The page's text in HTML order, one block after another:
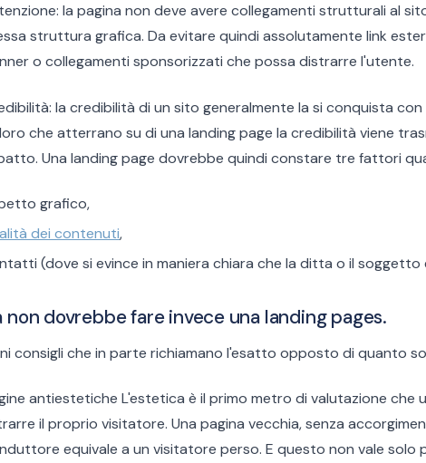
la pagina non deve avere collegamenti strutturali al
struttura grafica. Da evitare quindi assolutamente link
o collegamenti sponsorizzati che possa distrarre l'utente.
la credibilità di un sito generalmente la si conquista
che atterrano su di una landing page la credibilità viene
Una landing page dovrebbe quindi constare tre fattori
grafico,
dei contenuti,
(dove si evince in maniera chiara che la ditta o il soggetto
non dovrebbe fare invece una landing pages.
consigli che in parte richiamano l'esatto opposto di quanto
antiestetiche L'estetica è il primo metro di valutazione che
il proprio visitatore. Una pagina vecchia, senza
equivale a un visitatore perso. E questo non vale solo